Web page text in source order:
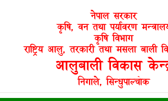
नेपाल सरकार
कृषि, वन तथा पर्यावरण
कृषि विभाग
राष्ट्रिय आलु, तरकारी तथा मसला बाली
आलुबाली विकास
निगाले, सिन्धुपाल्चोक